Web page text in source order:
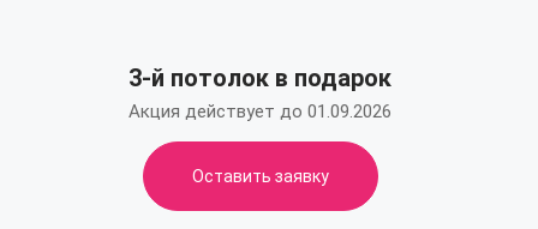
3-й потолок в подарок
Акция действует до 01.09.2026
Оставить заявку